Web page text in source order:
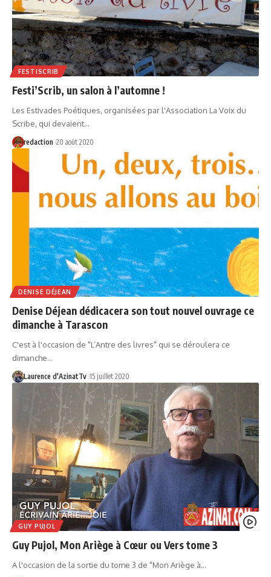
FESTISCRIB
Festi’Scrib, un salon à l’automne !
Les Estivades Poétiques, organisées par l'Association La Voix du
Scribe, qui devaient…
redaction 20 août 2020
DENISE DÉJEAN
Denise Déjean dédicacera son tout nouvel ouvrage ce
dimanche à Tarascon
C'est à l'occasion de "L’Antre des livres" qui se déroulera ce
dimanche…
Laurence d'AzinatTv 15 juillet 2020
GUY PUJOL
Guy Pujol, Mon Ariège à Cœur ou Vers tome 3
A l'occasion de la sortie du tome 3 de "Mon Ariège à…